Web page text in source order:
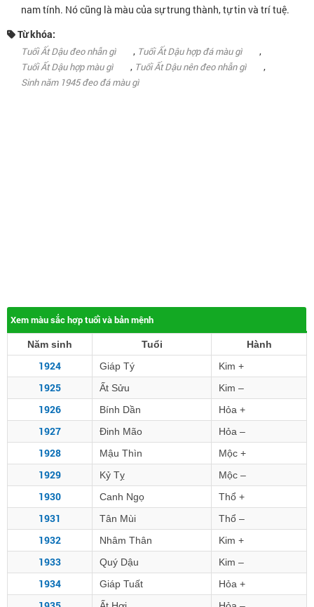
nam tính. Nó cũng là màu của sự trung thành, tự tin và trí tuệ.
Từ khóa:
Tuổi Ất Dậu đeo nhẫn gì , Tuổi Ất Dậu hợp đá màu gì ,
Tuổi Ất Dậu hợp màu gì , Tuổi Ất Dậu nên đeo nhẫn gì ,
Sinh năm 1945 đeo đá màu gì
Xem màu sắc hợp tuổi và bản mệnh
Năm sinh Tuổi Hành
1924 Giáp Tý Kim +
1925 Ất Sửu Kim –
1926 Bính Dần Hỏa +
1927 Đinh Mão Hỏa –
1928 Mậu Thìn Mộc +
1929 Kỷ Tỵ Mộc –
1930 Canh Ngọ Thổ +
1931 Tân Mùi Thổ –
1932 Nhâm Thân Kim +
1933 Quý Dậu Kim –
1934 Giáp Tuất Hỏa +